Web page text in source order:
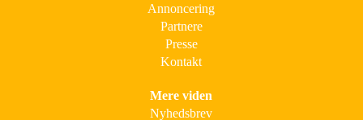
Annoncering
Partnere
Presse
Kontakt
Mere viden
Nyhedsbrev